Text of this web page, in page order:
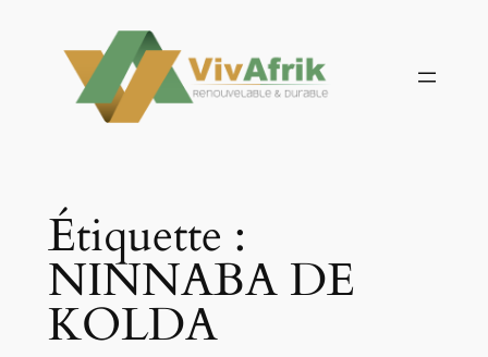
contenu
Étiquette :
NINNABA DE
KOLDA